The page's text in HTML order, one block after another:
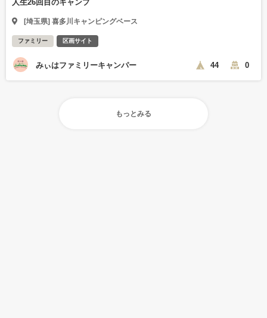
人生26回目のキャンプ
[埼玉県] 喜多川キャンピングベース
ファミリー 区画サイト
みぃはファミリーキャンパー 44 0
もっとみる